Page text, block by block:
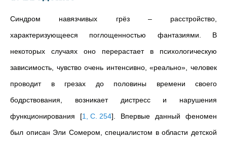
Синдром навязчивых грёз – расстройство,
характеризующееся поглощенностью фантазиями. В
некоторых случаях оно перерастает в психологическую
зависимость, чувство очень интенсивно, «реально», человек
проводит в грезах до половины времени своего
бодрствования, возникает дистресс и нарушения
функционирования [1, С. 254] . Впервые данный феномен
был описан Эли Сомером, специалистом в области детской